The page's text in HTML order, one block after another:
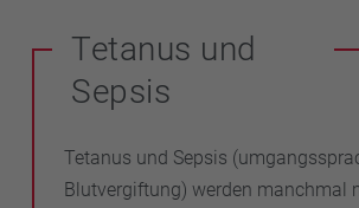
Alltagsverletzungen sollte die
feuchte Wundauflagen enthalten.
Tetanus und
Sepsis
Tetanus und Sepsis
Blutvergiftung) werden manchmal